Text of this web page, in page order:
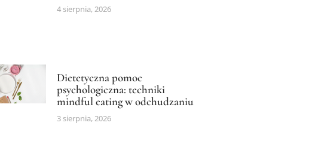
4 sierpnia, 2026
Dietetyczna pomoc
psychologiczna: techniki
mindful eating w odchudzaniu
3 sierpnia, 2026